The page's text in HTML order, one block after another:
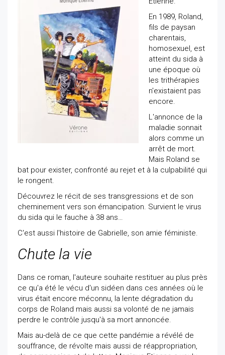
En 1989, Roland,
fils de paysan
charentais,
homosexuel, est
atteint du sida à
une époque où
les trithérapies
n'existaient pas
encore.
L'annonce de la
maladie sonnait
alors comme un
arrêt de mort.
Mais Roland se
bat pour exister, confronté au rejet et à la culpabilité qui
le rongent.
Découvrez le récit de ses transgressions et de son
cheminement vers son émancipation. Survient le virus
du sida qui le fauche à 38 ans…
C'est aussi l'histoire de Gabrielle, son amie féministe.
Chute la vie
Dans ce roman, l'auteure souhaite restituer au plus près
ce qu'a été le vécu d'un sidéen dans ces années où le
virus était encore méconnu, la lente dégradation du
corps de Roland mais aussi sa volonté de ne jamais
perdre le contrôle jusqu'à sa mort annoncée.
Mais au-delà de ce que cette pandémie a révélé de
souffrance, de révolte mais aussi de réappropriation,